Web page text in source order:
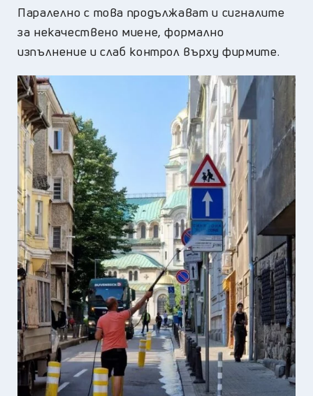
Паралелно с това продължават и сигналите
за некачествено миене, формално
изпълнение и слаб контрол върху фирмите.